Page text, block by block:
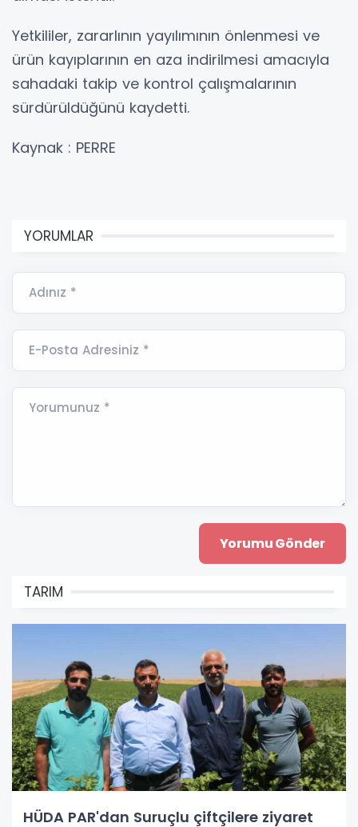
Yetkililer, zararlının yayılımının önlenmesi ve
ürün kayıplarının en aza indirilmesi amacıyla
sahadaki takip ve kontrol çalışmalarının
sürdürüldüğünü kaydetti.
Kaynak : PERRE
YORUMLAR
Adınız *
E-Posta Adresiniz *
Yorumunuz *
TARIM
HÜDA PAR'dan Suruçlu çiftçilere ziyaret